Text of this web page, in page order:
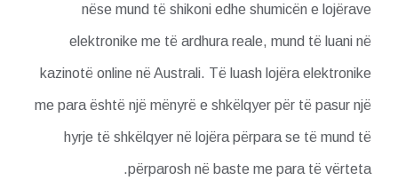
nëse mund të shikoni edhe shumicën e lojërave
elektronike me të ardhura reale, mund të luani në
kazinotë online në Australi. Të luash lojëra elektronike
me para është një mënyrë e shkëlqyer për të pasur një
hyrje të shkëlqyer në lojëra përpara se të mund të
përparosh në baste me para të vërteta.